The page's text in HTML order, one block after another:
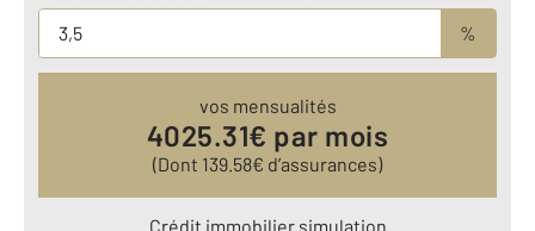
%
vos mensualités
4025.31€ par mois
(Dont 139.58€ d’assurances)
Crédit immobilier simulation